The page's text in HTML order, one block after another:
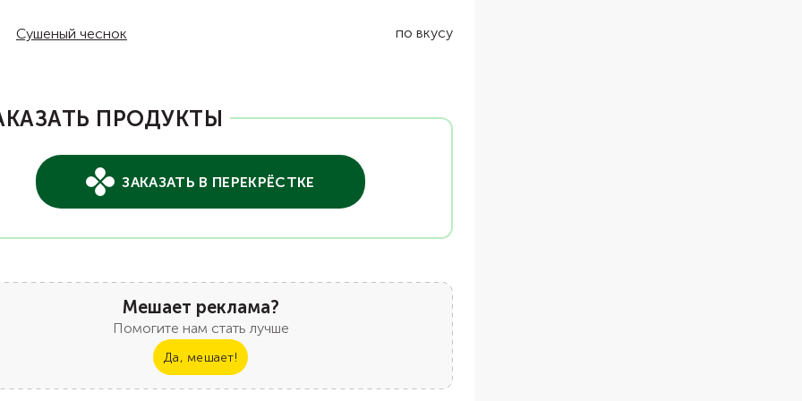
Сушеный чеснок по вкусу
ПРОДУКТЫ
ЗАКАЗАТЬ В ПЕРЕКРЁСТКЕ
Мешает реклама?
Помогите нам стать лучше
Да, мешает!